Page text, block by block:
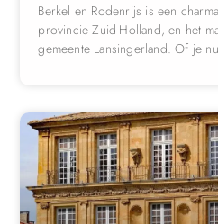
Berkel en Rodenrijs is een
provincie Zuid-Holland, en het
gemeente Lansingerland. Of je